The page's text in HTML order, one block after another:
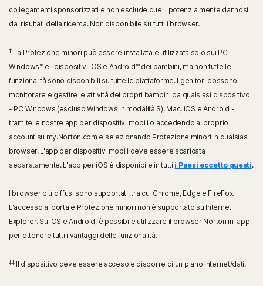
collegamenti sponsorizzati e non esclude quelli potenzialmente dannosi
dai risultati della ricerca. Non disponibile su tutti i browser.
‡La Protezione minori può essere installata e utilizzata solo sui PC
Windows™ e i dispositivi iOS e Android™ dei bambini, ma non tutte le
funzionalità sono disponibili su tutte le piattaforme. I genitori possono
monitorare e gestire le attività dei propri bambini da qualsiasi dispositivo
- PC Windows (escluso Windows in modalità S), Mac, iOS e Android -
tramite le nostre app per dispositivi mobili o accedendo al proprio
account su my.Norton.com e selezionando Protezione minori in qualsiasi
browser. L'app per dispositivi mobili deve essere scaricata
separatamente. L'app per iOS è disponibile in tutti i Paesi eccetto questi.
I browser più diffusi sono supportati, tra cui Chrome, Edge e FireFox.
L'accesso al portale Protezione minori non è supportato su Internet
Explorer. Su iOS e Android, è possibile utilizzare il browser Norton in-app
per ottenere tutti i vantaggi delle funzionalità.
‡‡Il dispositivo deve essere acceso e disporre di un piano Internet/dati.